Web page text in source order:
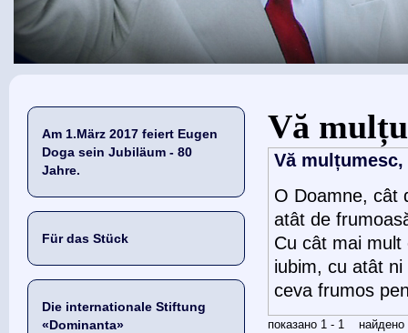
Am 1.März 2017 feiert Eugen
Doga sein Jubiläum - 80
Jahre.
Für das Stück
Die internationale Stiftung
«Dominanta»
Sie sind hier
Vă
Vă
O Doamne, cât
atât de
Cu cât mai
iubim, cu atât
ceva frumos
показано 1 - 1 найдено